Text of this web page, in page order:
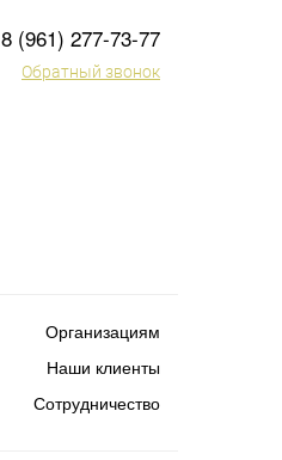
8 (961) 277-73-77
Обратный звонок
Организациям
Наши клиенты
Сотрудничество